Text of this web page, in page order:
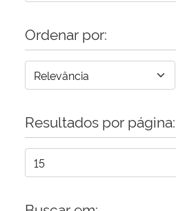
Advocacia-Geral da União
Banco Central do Brasil
Planalto
Ordenar por:
Resultados por página: